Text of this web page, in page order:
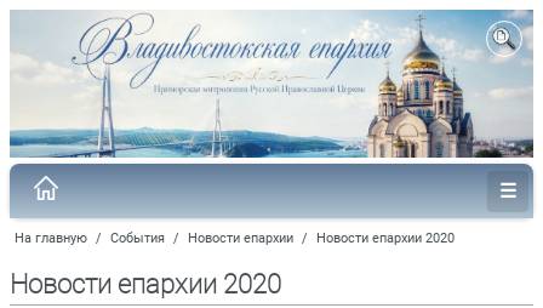
На главную / События / Новости епархии / Новости епархии 2020
Новости епархии 2020